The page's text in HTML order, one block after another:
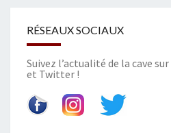
RÉSEAUX SOCIAUX
Suivez l’actualité de la cave sur
et Twitter !